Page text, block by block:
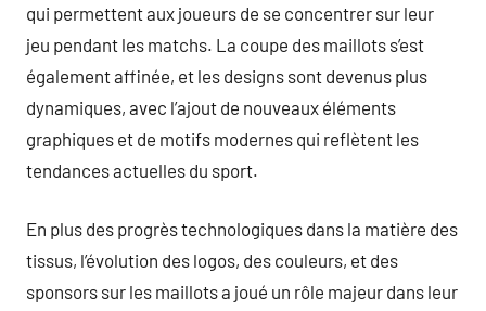
qui permettent aux joueurs de se concentrer sur leur
jeu pendant les matchs. La coupe des maillots s’est
également affinée, et les designs sont devenus plus
dynamiques, avec l’ajout de nouveaux éléments
graphiques et de motifs modernes qui reflètent les
tendances actuelles du sport.
En plus des progrès technologiques dans la matière des
tissus, l’évolution des logos, des couleurs, et des
sponsors sur les maillots a joué un rôle majeur dans leur